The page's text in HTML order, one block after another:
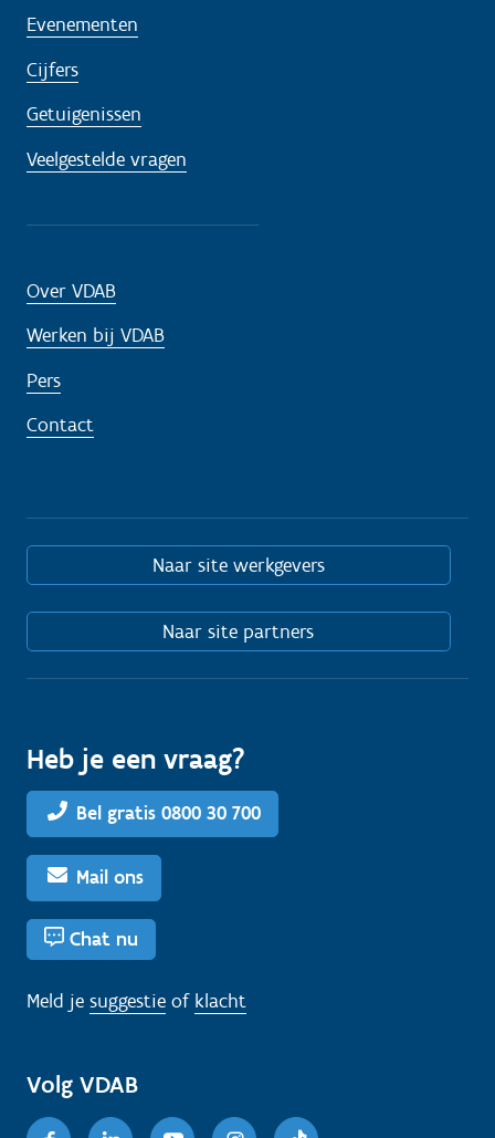
Evenementen
Cijfers
Getuigenissen
Veelgestelde vragen
Over VDAB
Werken bij VDAB
Pers
Contact
Naar site werkgevers
Naar site partners
Heb je een vraag?
Bel gratis 0800 30 700
Mail ons
Chat nu
Meld je suggestie of klacht
Volg VDAB
FacebookLinkedinYoutubeInstagram